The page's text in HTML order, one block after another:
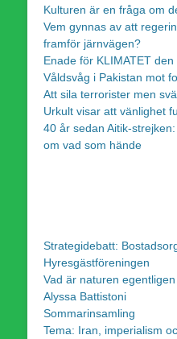
Kulturen är en fråga om
Vem gynnas av att
framför järnvägen?
Enade för KLIMATET
Våldsvåg i Pakistan mot
Att sila terrorister men
Urkult visar att vänlighet
40 år sedan Aitik-
om vad som hände
Strategidebatt:
Hyresgästföreningen
Vad är naturen
Alyssa Battistoni
Sommarinsamling
Tema: Iran, imperialism